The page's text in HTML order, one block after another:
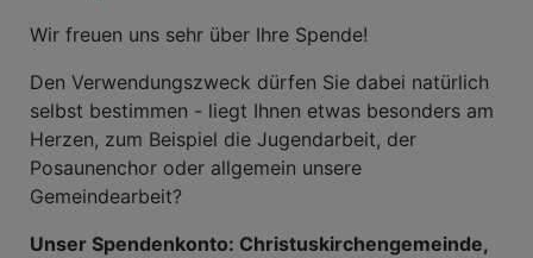
Wir freuen uns sehr über Ihre Spende!
Den Verwendungszweck dürfen Sie dabei natürlich
selbst bestimmen - liegt Ihnen etwas besonders am
Herzen, zum Beispiel die Jugendarbeit, der
Posaunenchor oder allgemein unsere
Gemeindearbeit?
Unser Spendenkonto: Christuskirchengemeinde,